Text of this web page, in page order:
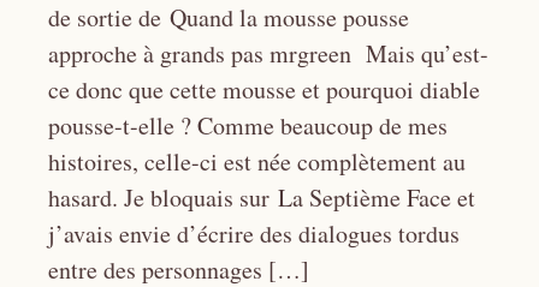
de sortie de Quand la mousse pousse
approche à grands pas mrgreen Mais qu’est-
ce donc que cette mousse et pourquoi diable
pousse-t-elle ? Comme beaucoup de mes
histoires, celle-ci est née complètement au
hasard. Je bloquais sur La Septième Face et
j’avais envie d’écrire des dialogues tordus
entre des personnages […]